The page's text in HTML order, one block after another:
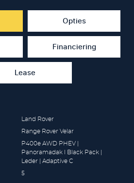
Opties
Financiering
Lease
Land Rover
Range Rover Velar
P400e AWD PHEV |
Panoramadak l Black Pack |
Leder | Adaptive C
5